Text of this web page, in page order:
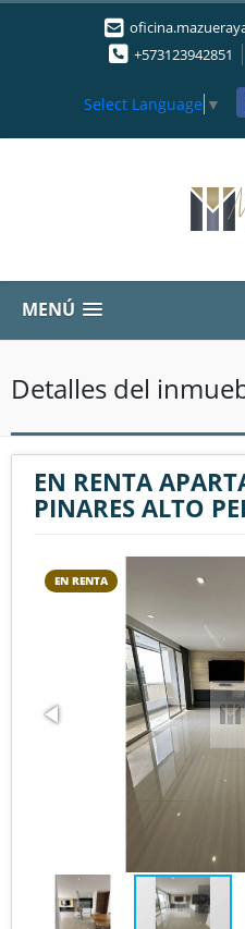
+573123942851
Select Language ▼
MENÚ
Detalles del
EN RENTA
PINARES ALTO
EN RENTA